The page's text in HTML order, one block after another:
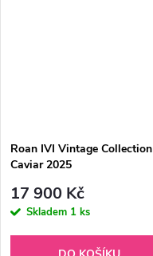
Roan IVI Vintage Collection
Caviar 2025
17 900 Kč
Skladem 1 ks